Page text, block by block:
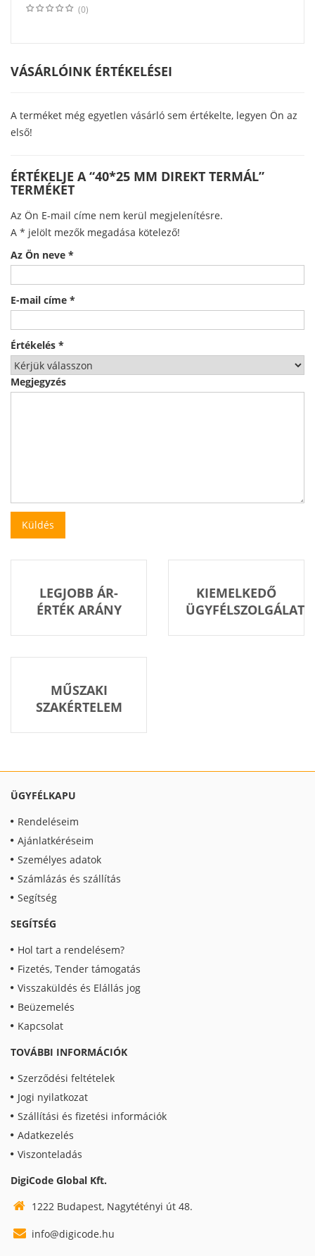
(0)
VÁSÁRLÓINK ÉRTÉKELÉSEI
A terméket még egyetlen vásárló sem értékelte, legyen Ön az
első!
ÉRTÉKELJE A “40*25 MM DIREKT TERMÁL”
TERMÉKET
Az Ön E-mail címe nem kerül megjelenítésre.
A * jelölt mezők megadása kötelező!
Az Ön neve *
E-mail címe *
Értékelés *
Megjegyzés
LEGJOBB ÁR-
ÉRTÉK ARÁNY
KIEMELKEDŐ
ÜGYFÉLSZOLGÁLAT
MŰSZAKI
SZAKÉRTELEM
ÜGYFÉLKAPU
Rendeléseim
Ajánlatkéréseim
Személyes adatok
Számlázás és szállítás
Segítség
SEGÍTSÉG
Hol tart a rendelésem?
Fizetés, Tender támogatás
Visszaküldés és Elállás jog
Beüzemelés
Kapcsolat
TOVÁBBI INFORMÁCIÓK
Szerződési feltételek
Jogi nyilatkozat
Szállítási és fizetési információk
Adatkezelés
Viszonteladás
DigiCode Global Kft.
1222 Budapest, Nagytétényi út 48.
info@digicode.hu